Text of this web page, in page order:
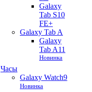
Galaxy
Tab S10
FE+
Galaxy Tab A
Galaxy
Tab A11
Новинка
Часы
Galaxy Watch9
Новинка